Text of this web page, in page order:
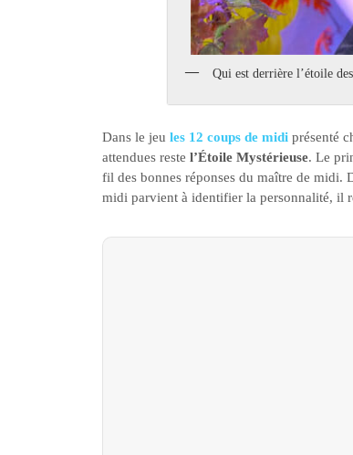
Qui est derrière l’étoile
Dans le jeu les 12 coups de midi présenté
attendues reste l’Étoile Mystérieuse. Le
fil des bonnes réponses du maître de midi.
midi parvient à identifier la personnalité, il